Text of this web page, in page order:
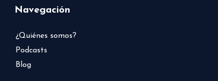
Navegación
¿Quiénes somos?
Podcasts
Blog